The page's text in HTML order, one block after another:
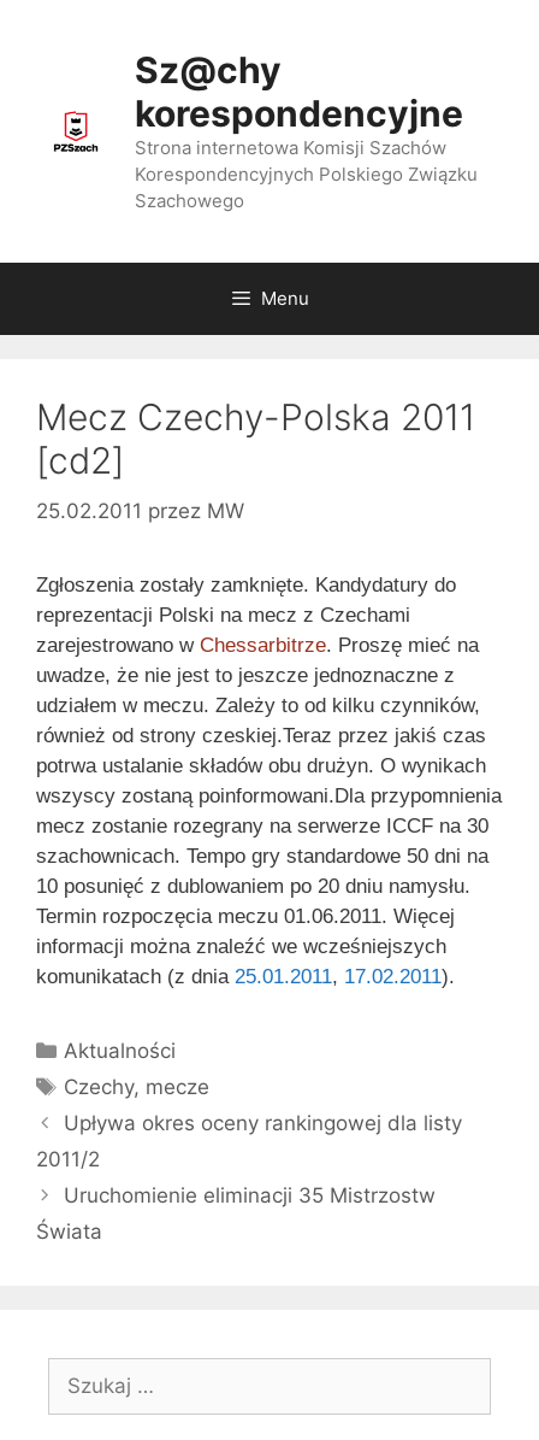
Sz@chy
korespondencyjne
Strona internetowa Komisji Szachów
Korespondencyjnych Polskiego Związku
Szachowego
Menu
Mecz Czechy-Polska 2011
[cd2]
25.02.2011 przez MW
Zgłoszenia zostały zamknięte. Kandydatury do
reprezentacji Polski na mecz z Czechami
zarejestrowano w Chessarbitrze. Proszę mieć na
uwadze, że nie jest to jeszcze jednoznaczne z
udziałem w meczu. Zależy to od kilku czynników,
również od strony czeskiej.Teraz przez jakiś czas
potrwa ustalanie składów obu drużyn. O wynikach
wszyscy zostaną poinformowani.Dla przypomnienia
mecz zostanie rozegrany na serwerze ICCF na 30
szachownicach. Tempo gry standardowe 50 dni na
10 posunięć z dublowaniem po 20 dniu namysłu.
Termin rozpoczęcia meczu 01.06.2011. Więcej
informacji można znaleźć we wcześniejszych
komunikatach (z dnia 25.01.2011, 17.02.2011).
Kategorie
Aktualności
Tagi
Czechy, mecze
Upływa okres oceny rankingowej dla listy
2011/2
Uruchomienie eliminacji 35 Mistrzostw
Świata